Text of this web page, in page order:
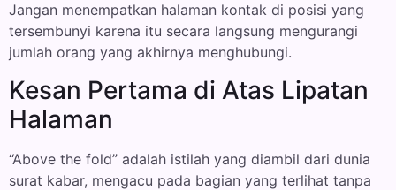
Jangan menempatkan halaman kontak di posisi yang
tersembunyi karena itu secara langsung mengurangi
jumlah orang yang akhirnya menghubungi.
Kesan Pertama di Atas Lipatan
Halaman
“Above the fold” adalah istilah yang diambil dari dunia
surat kabar, mengacu pada bagian yang terlihat tanpa